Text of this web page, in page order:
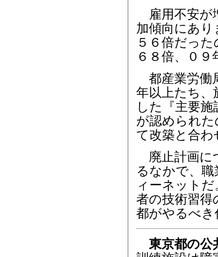
雇用不安が
加傾向にあり
５６倍だっ
６８倍、０
都産業労働
年以上たち、
した『主要
が認められ
て改築と合
廃止計画に
るなかで、
ィーネット
者の技術習得
都がやるべ
東京都の公